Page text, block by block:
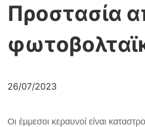
Προστασία
26/07/2023
Οι έμμεσοι κεραυνοί είναι